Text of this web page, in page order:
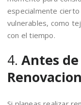
especialmente
vulnerables, como
con el tiempo.
4. Antes